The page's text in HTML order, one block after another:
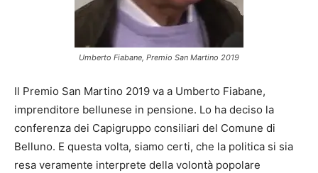
Umberto Fiabane, Premio San Martino 2019
Il Premio San Martino 2019 va a Umberto Fiabane,
imprenditore bellunese in pensione. Lo ha deciso la
conferenza dei Capigruppo consiliari del Comune di
Belluno. E questa volta, siamo certi, che la politica si sia
resa veramente interprete della volontà popolare